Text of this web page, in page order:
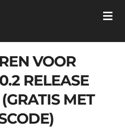
VOOR
RELEASE
MET